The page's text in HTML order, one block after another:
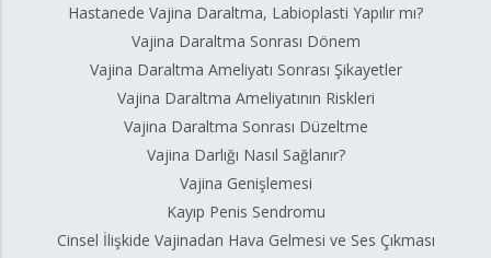
Hastanede Vajina Daraltma, Labioplasti Yapılır mı?
Vajina Daraltma Sonrası Dönem
Vajina Daraltma Ameliyatı Sonrası Şikayetler
Vajina Daraltma Ameliyatının Riskleri
Vajina Daraltma Sonrası Düzeltme
Vajina Darlığı Nasıl Sağlanır?
Vajina Genişlemesi
Kayıp Penis Sendromu
Cinsel İlişkide Vajinadan Hava Gelmesi ve Ses Çıkması